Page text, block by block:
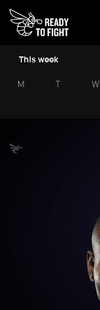
This week
M T W